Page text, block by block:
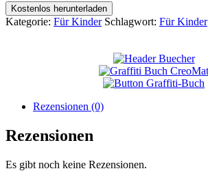
Kostenlos herunterladen
Kategorie: Für Kinder Schlagwort: Für Kinder
Rezensionen (0)
Rezensionen
Es gibt noch keine Rezensionen.